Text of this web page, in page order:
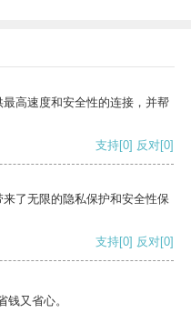
高速度和安全性的连接，并帮
支持[0] 反对[0]
了无限的隐私保护和安全性保
支持[0] 反对[0]
又省心。